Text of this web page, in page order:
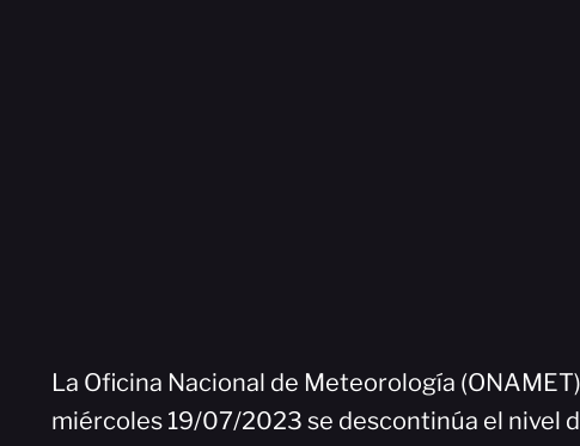
La Oficina Nacional de Meteorología
miércoles 19/07/2023 se descontinúa el nivel